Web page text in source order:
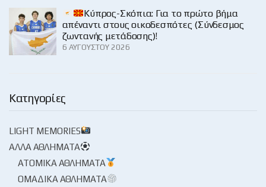
Κύπρος-Σκόπια: Για το πρώτο βήμα
απέναντι στους οικοδεσπότες (Σύνδεσμος
ζωντανής μετάδοσης)!
6 ΑΥΓΟΎΣΤΟΥ 2026
Κατηγορίες
LIGHT MEMORIES
ΆΛΛΑ ΑΘΛΉΜΑΤΑ
ΑΤΟΜΙΚΆ ΑΘΛΉΜΑΤΑ
ΟΜΑΔΙΚΆ ΑΘΛΉΜΑΤΑ